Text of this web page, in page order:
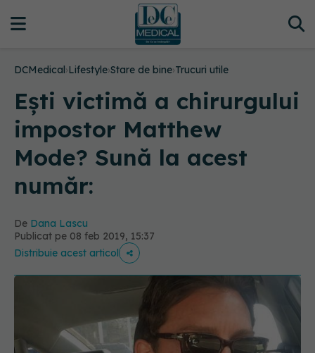
DCMedical›Lifestyle›Stare de bine›Trucuri utile
Ești victimă a chirurgului
impostor Matthew
Mode? Sună la acest
număr:
De Dana Lascu
Publicat pe 08 feb 2019, 15:37
Distribuie acest articol